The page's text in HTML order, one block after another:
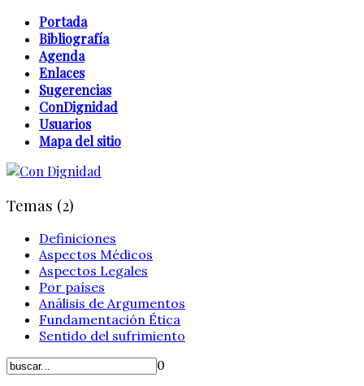
Portada
Bibliografía
Agenda
Enlaces
Sugerencias
ConDignidad
Usuarios
Mapa del sitio
Temas (2)
Definiciones
Aspectos Médicos
Aspectos Legales
Por países
Análisis de Argumentos
Fundamentación Ética
Sentido del sufrimiento
0